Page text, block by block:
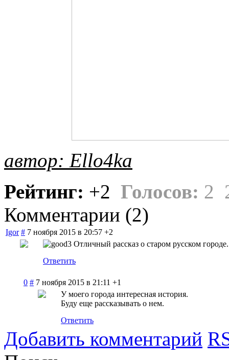
автор: Ello4ka
Рейтинг: +2 Голосов: 2
Комментарии (2)
Igor # 7 ноября 2015 в 20:57 +2
Отличный рассказ о старом русском
Ответить
0 # 7 ноября 2015 в 21:11 +1
У моего города интересная история.
Буду еще рассказывать о нем.
Ответить
Добавить комментарий